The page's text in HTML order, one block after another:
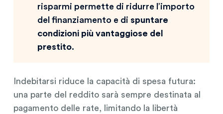
risparmi permette di ridurre l’importo
del finanziamento e di spuntare
condizioni più vantaggiose del
prestito.
Indebitarsi riduce la capacità di spesa futura:
una parte del reddito sarà sempre destinata al
pagamento delle rate, limitando la libertà